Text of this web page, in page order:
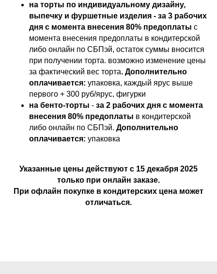
на торты по индивидуальному дизайну,
выпечку и фуршетные изделия - за 3 рабочих
дня с момента внесения 80% предоплаты с
момента внесения предоплаты в кондитерской
либо онлайн по СБПэй, остаток суммы вносится
при получении торта. возможно изменение цены
за фактический вес торта. Дополнительно
оплачивается: упаковка, каждый ярус выше
первого + 300 руб/ярус, фигурки
на бенто-торты - за 2 рабочих дня с момента
внесения 80% предоплаты в кондитерской
либо онлайн по СБПэй. Дополнительно
оплачивается: упаковка
Указанные цены действуют с 15 декабря 2025
только при онлайн заказе.
При офлайн покупке в кондитерских цена может
отличаться.